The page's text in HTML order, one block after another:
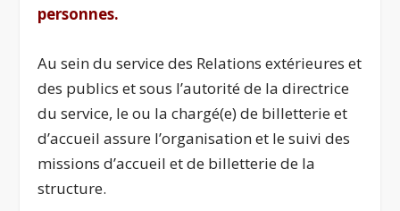
personnes.
Au sein du service des Relations extérieures et
des publics et sous l’autorité de la directrice
du service, le ou la chargé(e) de billetterie et
d’accueil assure l’organisation et le suivi des
missions d’accueil et de billetterie de la
structure.